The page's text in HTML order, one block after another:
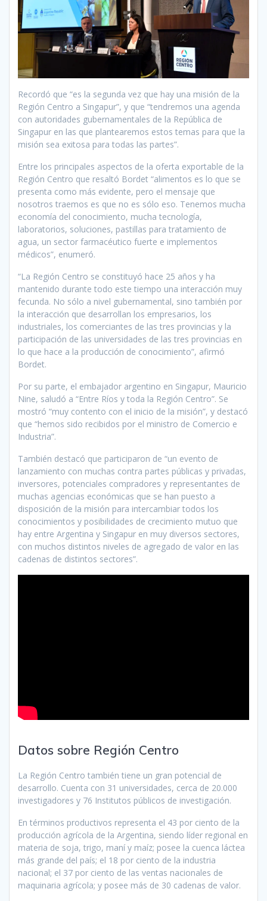
Recordó que “es la segunda vez que hay una misión de la
Región Centro a Singapur”, y que “tendremos una agenda
con autoridades gubernamentales de la República de
Singapur en las que plantearemos estos temas para que la
misión sea exitosa para todas las partes”.
Entre los principales aspectos de la oferta exportable de la
Región Centro que resaltó Bordet “alimentos es lo que se
presenta como más evidente, pero el mensaje que
nosotros traemos es que no es sólo eso. Tenemos mucha
economía del conocimiento, mucha tecnología,
laboratorios, soluciones, pastillas para tratamiento de
agua, un sector farmacéutico fuerte e implementos
médicos”, enumeró.
“La Región Centro se constituyó hace 25 años y ha
mantenido durante todo este tiempo una interacción muy
fecunda. No sólo a nivel gubernamental, sino también por
la interacción que desarrollan los empresarios, los
industriales, los comerciantes de las tres provincias y la
participación de las universidades de las tres provincias en
lo que hace a la producción de conocimiento”, afirmó
Bordet.
Por su parte, el embajador argentino en Singapur, Mauricio
Nine, saludó a “Entre Ríos y toda la Región Centro”. Se
mostró “muy contento con el inicio de la misión”, y destacó
que “hemos sido recibidos por el ministro de Comercio e
Industria”.
También destacó que participaron de “un evento de
lanzamiento con muchas contra partes públicas y privadas,
inversores, potenciales compradores y representantes de
muchas agencias económicas que se han puesto a
disposición de la misión para intercambiar todos los
conocimientos y posibilidades de crecimiento mutuo que
hay entre Argentina y Singapur en muy diversos sectores,
con muchos distintos niveles de agregado de valor en las
cadenas de distintos sectores”.
Datos sobre Región Centro
La Región Centro también tiene un gran potencial de
desarrollo. Cuenta con 31 universidades, cerca de 20.000
investigadores y 76 Institutos públicos de investigación.
En términos productivos representa el 43 por ciento de la
producción agrícola de la Argentina, siendo líder regional en
materia de soja, trigo, maní y maíz; posee la cuenca láctea
más grande del país; el 18 por ciento de la industria
nacional; el 37 por ciento de las ventas nacionales de
maquinaria agrícola; y posee más de 30 cadenas de valor.